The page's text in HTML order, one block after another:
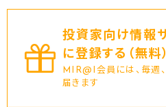
投資家向け情報
に登録する（無料）
MIR@I会員には、毎週
届きます